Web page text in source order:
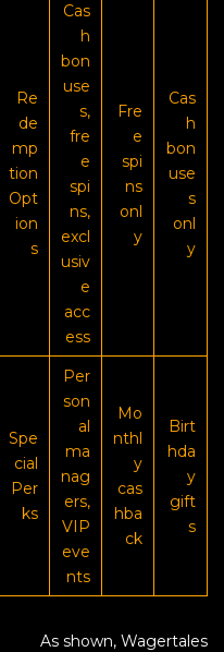
Re
de
mp
tion
Opt
ion
s
Cas
h
bon
use
s,
fre
e
spi
ns,
excl
usiv
e
acc
ess
Fre
e
spi
ns
onl
y
Cas
h
bon
use
s
onl
y
Spe
cial
Per
ks
Per
son
al
ma
nag
ers,
VIP
eve
nts
Mo
nthl
y
cas
hba
ck
Birt
hda
y
gift
s
As shown, Wagertales